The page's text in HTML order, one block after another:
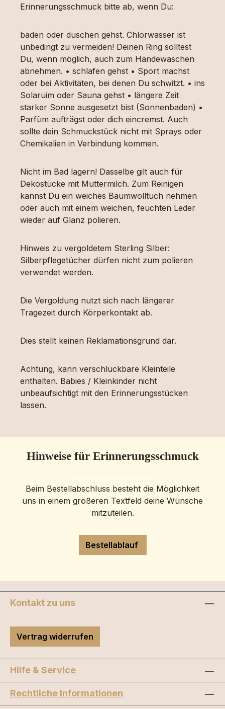
Erinnerungsschmuck bitte ab, wenn Du:
baden oder duschen gehst. Chlorwasser ist
unbedingt zu vermeiden! Deinen Ring solltest
Du, wenn möglich, auch zum Händewaschen
abnehmen. • schlafen gehst • Sport machst
oder bei Aktivitäten, bei denen Du schwitzt. • ins
Solaruim oder Sauna gehst • längere Zeit
starker Sonne ausgesetzt bist (Sonnenbaden) •
Parfüm aufträgst oder dich eincremst. Auch
sollte dein Schmuckstück nicht mit Sprays oder
Chemikalien in Verbindung kommen.
Nicht im Bad lagern! Dasselbe gilt auch für
Dekostücke mit Muttermilch. Zum Reinigen
kannst Du ein weiches Baumwolltuch nehmen
oder auch mit einem weichen, feuchten Leder
wieder auf Glanz polieren.
Hinweis zu vergoldetem Sterling Silber:
Silberpflegetücher dürfen nicht zum polieren
verwendet werden.
Die Vergoldung nutzt sich nach längerer
Tragezeit durch Körperkontakt ab.
Dies stellt keinen Reklamationsgrund dar.
Achtung, kann verschluckbare Kleinteile
enthalten. Babies / Kleinkinder nicht
unbeaufsichtigt mit den Erinnerungsstücken
lassen.
Hinweise für Erinnerungsschmuck
Beim Bestellabschluss besteht die Möglichkeit
uns in einem größeren Textfeld deine Wünsche
mitzuteilen.
Bestellablauf
Kontakt zu uns
Vertrag widerrufen
Hilfe & Service
Rechtliche Informationen